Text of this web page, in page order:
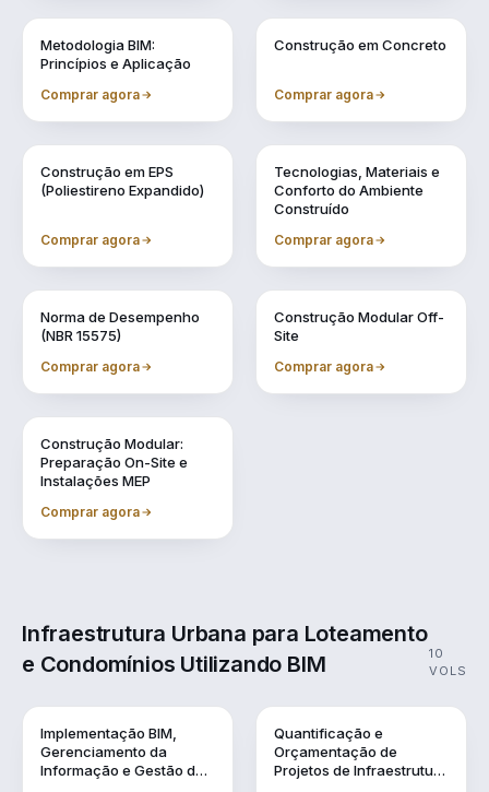
Metodologia BIM:
Princípios e Aplicação
Comprar agora
Construção em Concreto
Comprar agora
Construção em EPS
(Poliestireno Expandido)
Comprar agora
Tecnologias, Materiais e
Conforto do Ambiente
Construído
Comprar agora
Norma de Desempenho
(NBR 15575)
Comprar agora
Construção Modular Off-
Site
Comprar agora
Construção Modular:
Preparação On-Site e
Instalações MEP
Comprar agora
Infraestrutura Urbana para Loteamento
e Condomínios Utilizando BIM
10
VOLS
Implementação BIM,
Gerenciamento da
Informação e Gestão de
Quantificação e
Orçamentação de
Projetos de Infraestrutura